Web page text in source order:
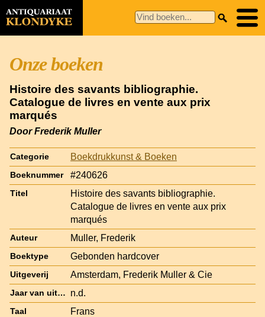
Onze boeken
Histoire des savants bibliographie.
Catalogue de livres en vente aux prix
marqués
Door Frederik Muller
Categorie Boekdrukkunst & Boeken
Boeknummer #240626
Titel
Histoire des savants bibliographie.
Catalogue de livres en vente aux prix
marqués
Auteur Muller, Frederik
Boektype Gebonden hardcover
Uitgeverij Amsterdam, Frederik Muller & Cie
Jaar van uitgave n.d.
Taal Frans